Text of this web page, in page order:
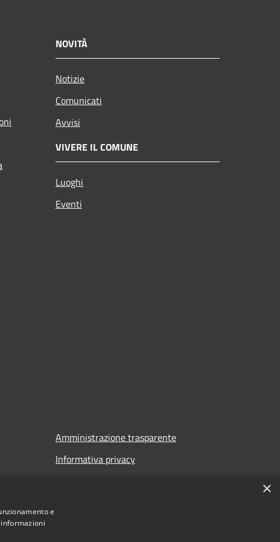
NOVITÀ
Notizie
Comunicati
Avvisi
VIVERE IL COMUNE
Luoghi
Eventi
Amministrazione trasparente
Informativa privacy
×
e